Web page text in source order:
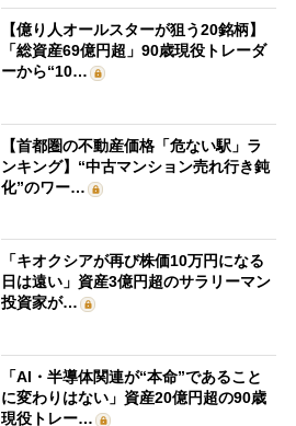
【億り人オールスターが狙う20銘柄】
「総資産69億円超」90歳現役トレーダ
ーから“10…
【首都圏の不動産価格「危ない駅」ラ
ンキング】“中古マンション売れ行き鈍
化”のワー…
「キオクシアが再び株価10万円になる
日は遠い」資産3億円超のサラリーマン
投資家が…
「AI・半導体関連が“本命”であること
に変わりはない」資産20億円超の90歳
現役トレー…